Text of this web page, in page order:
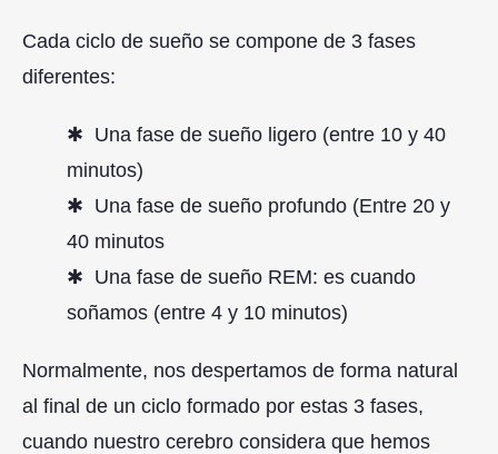
Cada ciclo de sueño se compone de 3 fases
diferentes:
Una fase de sueño ligero (entre 10 y 40
minutos)
Una fase de sueño profundo (Entre 20 y
40 minutos
Una fase de sueño REM: es cuando
soñamos (entre 4 y 10 minutos)
Normalmente, nos despertamos de forma natural
al final de un ciclo formado por estas 3 fases,
cuando nuestro cerebro considera que hemos